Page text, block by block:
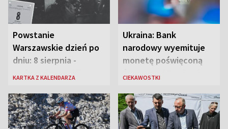
Powstanie
Warszawskie dzień po
dniu: 8 sierpnia -
rozbrzmiewa radio
„Antka Rozpylacza”
KARTKA Z KALENDARZA
Ukraina: Bank
narodowy wyemituje
monetę poświęconą
św. Janowi Pawłowi II
CIEKAWOSTKI